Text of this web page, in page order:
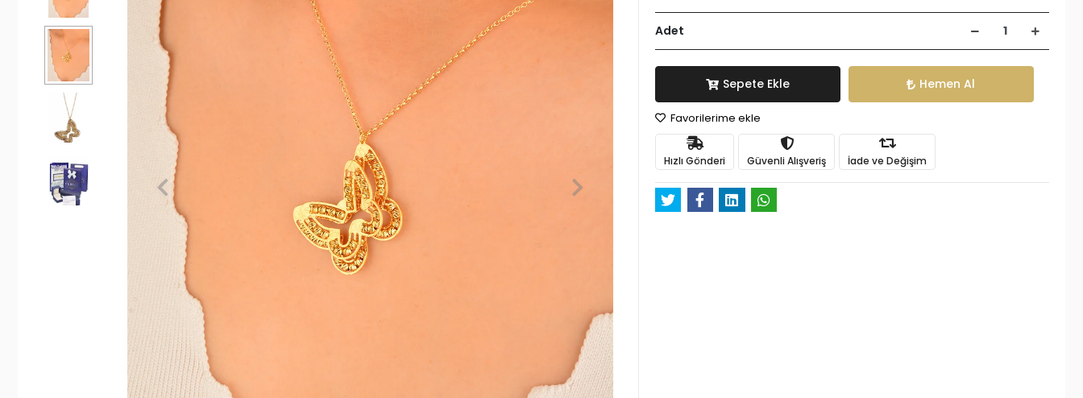
Adet
Sepete Ekle Hemen Al
Favorilerime ekle
Hızlı Gönderi Güvenli Alışveriş İade ve Değişim